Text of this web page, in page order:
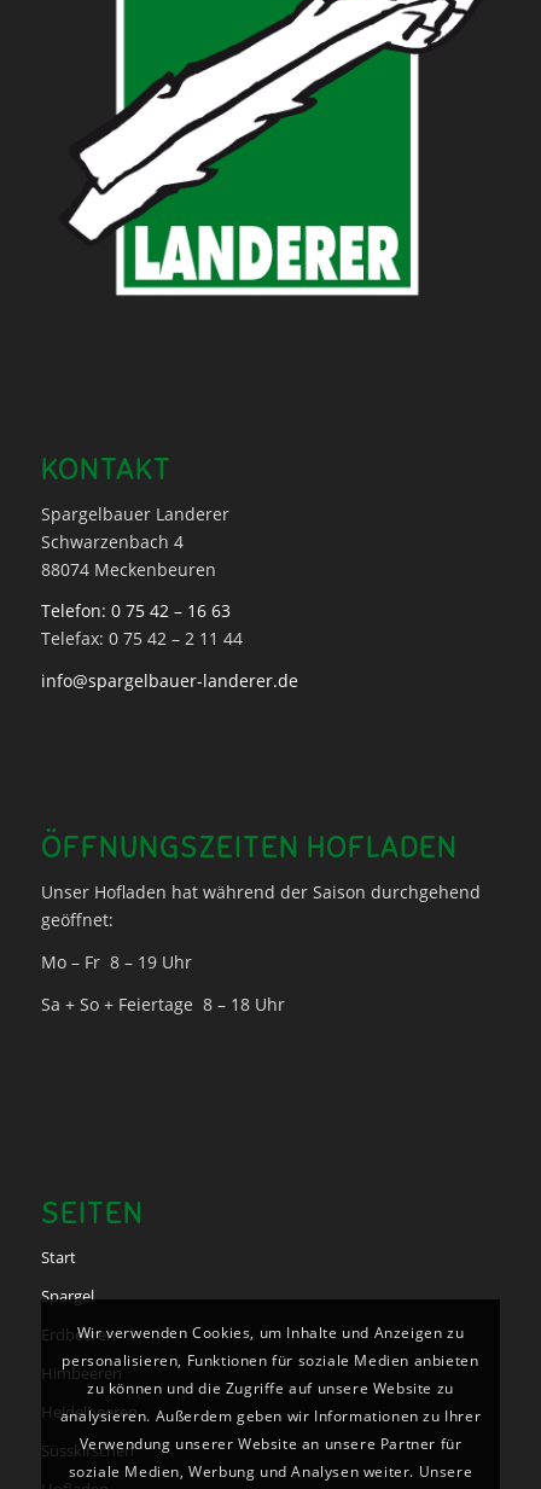
KONTAKT
Spargelbauer Landerer
Schwarzenbach 4
88074 Meckenbeuren
Telefon: 0 75 42 – 16 63
Telefax: 0 75 42 – 2 11 44
info@spargelbauer-landerer.de
ÖFFNUNGSZEITEN HOFLADEN
Unser Hofladen hat während der Saison durchgehend
geöffnet:
Mo – Fr 8 – 19 Uhr
Sa + So + Feiertage 8 – 18 Uhr
SEITEN
Start
Spargel
Erdbeeren
Himbeeren
Heidelbeeren
Süsskirschen
Wir verwenden Cookies, um Inhalte und Anzeigen zu
personalisieren, Funktionen für soziale Medien anbieten
zu können und die Zugriffe auf unsere Website zu
analysieren. Außerdem geben wir Informationen zu Ihrer
Verwendung unserer Website an unsere Partner für
soziale Medien, Werbung und Analysen weiter. Unsere